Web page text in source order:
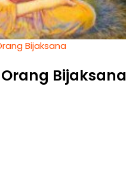
Bijaksana
Bijaksana